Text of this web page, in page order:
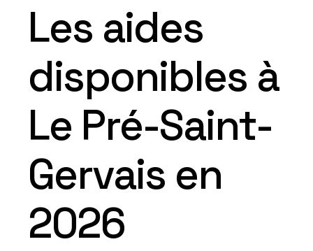
Les aides
disponibles à
Le Pré-Saint-
Gervais en
2026